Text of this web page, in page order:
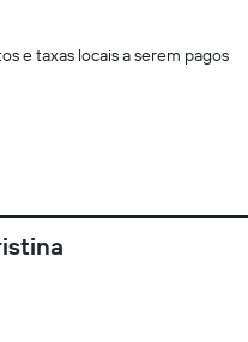
e taxas locais a serem pagos